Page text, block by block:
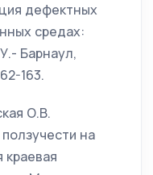
дефектных
средах:
Барнаул,
163.
О.В.
на
краевая